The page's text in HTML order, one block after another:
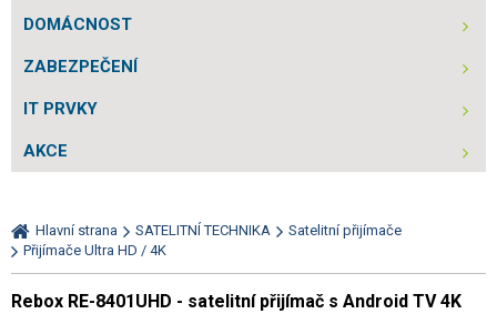
DOMÁCNOST
ZABEZPEČENÍ
IT PRVKY
AKCE
Hlavní strana SATELITNÍ TECHNIKA
Satelitní přijímače
Přijímače Ultra HD / 4K
Rebox RE-8401UHD - satelitní přijímač s Android TV 4K